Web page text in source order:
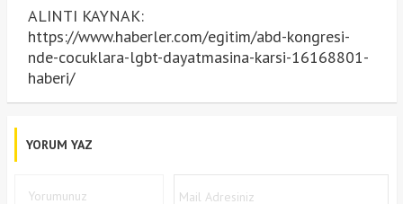
ALINTI KAYNAK:
https://www.haberler.com/egitim/abd-kongresi-
nde-cocuklara-lgbt-dayatmasina-karsi-16168801-
haberi/
YORUM YAZ